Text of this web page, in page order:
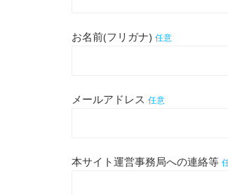
お名前(フリガナ) 任意
メールアドレス 任意
本サイト運営事務局への連絡等